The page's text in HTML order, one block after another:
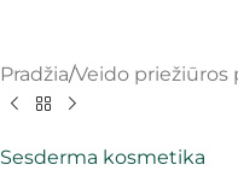
Pradžia Veido priežiūros
Sesderma kosmetika